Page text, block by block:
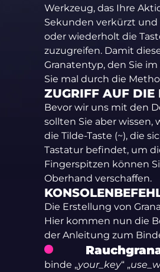
Werkzeug, das Ihre
Sekunden verkürzt
oder wiederholt die
zuzugreifen. Damit
Granatentyp, den Sie
Sie mal durch die
ZUGRIFF AUF DIE
Bevor wir uns mit den
sollten Sie aber wissen,
die Tilde-Taste (~), die
Tastatur befindet, um
Fingerspitzen können
Oberhand verschaffen.
Die Erstellung von
Hier kommen nun die
der Anleitung zum
binde „your_key“ „